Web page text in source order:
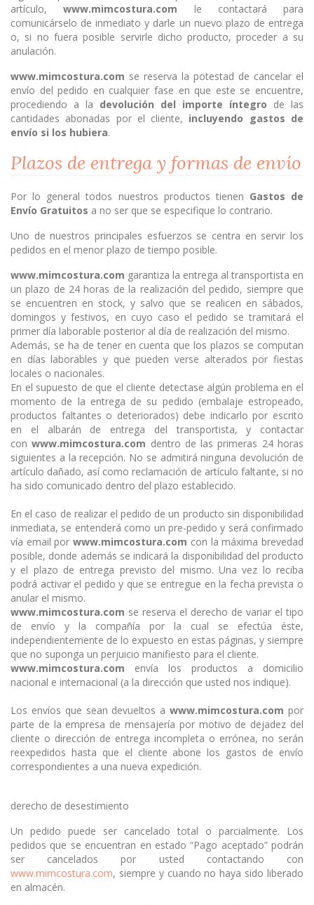
artículo,www.mimcostura.com le contactará para
comunicárselo de inmediato y darle un nuevo plazo de entrega
o, si no fuera posible servirle dicho producto, proceder a su
anulación.
www.mimcostura.com se reserva la potestad de cancelar el
envío del pedido en cualquier fase en que este se encuentre,
procediendo a la devolución del importe íntegro de las
cantidades abonadas por el cliente, incluyendo gastos de
envío si los hubiera.
Plazos de entrega y formas de envío
Por lo general todos nuestros productos tienen Gastos de
Envío Gratuitos a no ser que se especifique lo contrario.
Uno de nuestros principales esfuerzos se centra en servir los
pedidos en el menor plazo de tiempo posible.
www.mimcostura.com garantiza la entrega al transportista en
un plazo de 24 horas de la realización del pedido, siempre que
se encuentren en stock, y salvo que se realicen en sábados,
domingos y festivos, en cuyo caso el pedido se tramitará el
primer día laborable posterior al día de realización del mismo.
Además, se ha de tener en cuenta que los plazos se computan
en días laborables y que pueden verse alterados por fiestas
locales o nacionales.
En el supuesto de que el cliente detectase algún problema en el
momento de la entrega de su pedido (embalaje estropeado,
productos faltantes o deteriorados) debe indicarlo por escrito
en el albarán de entrega del transportista, y contactar
conwww.mimcostura.com dentro de las primeras 24 horas
siguientes a la recepción. No se admitirá ninguna devolución de
artículo dañado, así como reclamación de artículo faltante, si no
ha sido comunicado dentro del plazo establecido.
En el caso de realizar el pedido de un producto sin disponibilidad
inmediata, se entenderá como un pre-pedido y será confirmado
vía email porwww.mimcostura.com con la máxima brevedad
posible, donde además se indicará la disponibilidad del producto
y el plazo de entrega previsto del mismo. Una vez lo reciba
podrá activar el pedido y que se entregue en la fecha prevista o
anular el mismo.
www.mimcostura.com se reserva el derecho de variar el tipo
de envío y la compañía por la cual se efectúa éste,
independientemente de lo expuesto en estas páginas, y siempre
que no suponga un perjuicio manifiesto para el cliente.
www.mimcostura.com envía los productos a domicilio
nacional e internacional (a la dirección que usted nos indique).
Los envíos que sean devueltos awww.mimcostura.com por
parte de la empresa de mensajería por motivo de dejadez del
cliente o dirección de entrega incompleta o errónea, no serán
reexpedidos hasta que el cliente abone los gastos de envío
correspondientes a una nueva expedición.
derecho de desestimiento
Un pedido puede ser cancelado total o parcialmente. Los
pedidos que se encuentran en estado “Pago aceptado” podrán
ser cancelados por usted contactando con
www.mimcostura.com, siempre y cuando no haya sido liberado
en almacén.